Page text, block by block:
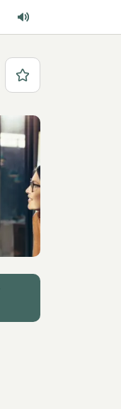
Adgang for alle lyd
Favoritter